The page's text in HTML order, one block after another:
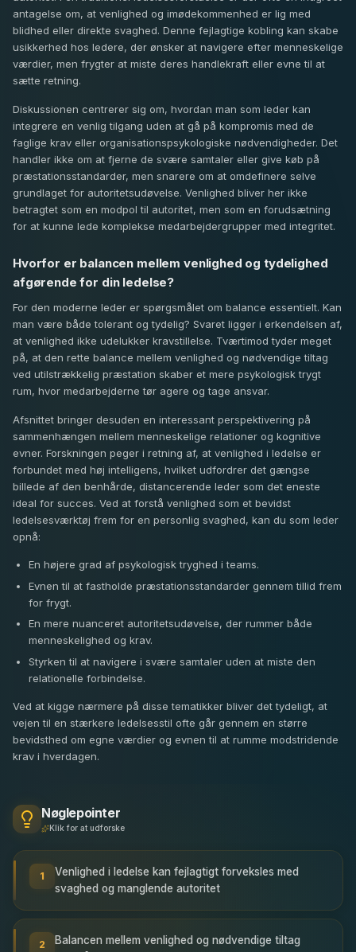
antagelse om, at venlighed og imødekommenhed er lig med
blidhed eller direkte svaghed. Denne fejlagtige kobling kan skabe
usikkerhed hos ledere, der ønsker at navigere efter menneskelige
værdier, men frygter at miste deres handlekraft eller evne til at
sætte retning.
Diskussionen centrerer sig om, hvordan man som leder kan
integrere en venlig tilgang uden at gå på kompromis med de
faglige krav eller organisationspsykologiske nødvendigheder. Det
handler ikke om at fjerne de svære samtaler eller give køb på
præstationsstandarder, men snarere om at omdefinere selve
grundlaget for autoritetsudøvelse. Venlighed bliver her ikke
betragtet som en modpol til autoritet, men som en forudsætning
for at kunne lede komplekse medarbejdergrupper med integritet.
Hvorfor er balancen mellem venlighed og tydelighed
afgørende for din ledelse?
For den moderne leder er spørgsmålet om balance essentielt. Kan
man være både tolerant og tydelig? Svaret ligger i erkendelsen af,
at venlighed ikke udelukker kravstillelse. Tværtimod tyder meget
på, at den rette balance mellem venlighed og nødvendige tiltag
ved utilstrækkelig præstation skaber et mere psykologisk trygt
rum, hvor medarbejderne tør agere og tage ansvar.
Afsnittet bringer desuden en interessant perspektivering på
sammenhængen mellem menneskelige relationer og kognitive
evner. Forskningen peger i retning af, at venlighed i ledelse er
forbundet med høj intelligens, hvilket udfordrer det gængse
billede af den benhårde, distancerende leder som det eneste
ideal for succes. Ved at forstå venlighed som et bevidst
ledelsesværktøj frem for en personlig svaghed, kan du som leder
opnå:
En højere grad af psykologisk tryghed i teams.
Evnen til at fastholde præstationsstandarder gennem tillid frem
for frygt.
En mere nuanceret autoritetsudøvelse, der rummer både
menneskelighed og krav.
Styrken til at navigere i svære samtaler uden at miste den
relationelle forbindelse.
Ved at kigge nærmere på disse tematikker bliver det tydeligt, at
vejen til en stærkere ledelsesstil ofte går gennem en større
bevidsthed om egne værdier og evnen til at rumme modstridende
krav i hverdagen.
Nøglepointer
Klik for at udforske
1
Venlighed i ledelse kan fejlagtigt forveksles med
svaghed og manglende autoritet
2
Balancen mellem venlighed og nødvendige tiltag